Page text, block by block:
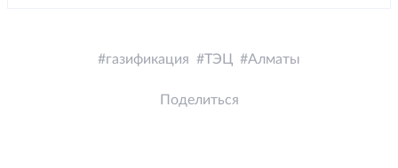
газификация ТЭЦ Алматы
Поделиться